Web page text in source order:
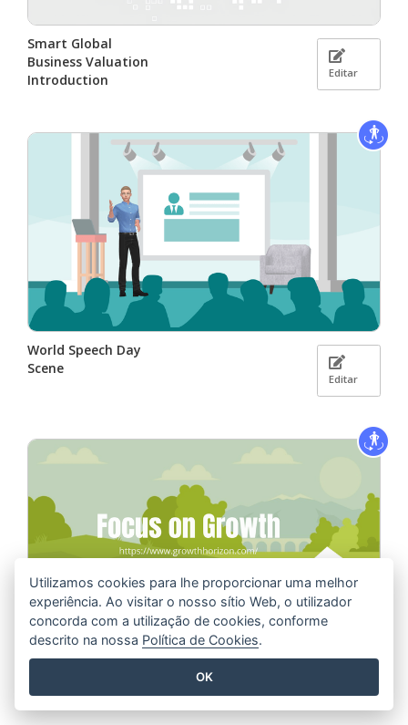
Smart Global
Business Valuation
Introduction
Editar
World Speech Day
Scene
Editar
Paper Plane Logo
Utilizamos cookies para lhe proporcionar uma melhor
experiência. Ao visitar o nosso sítio Web, o utilizador
concorda com a utilização de cookies, conforme
descrito na nossa Política de Cookies.
OK